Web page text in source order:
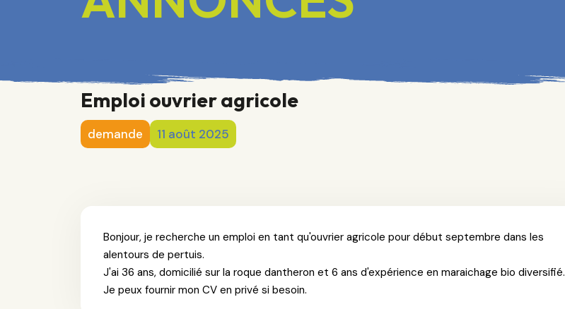
Emploi ouvrier agricole
demande 11 août 2025
Bonjour, je recherche un emploi en tant qu'ouvrier agricole pour début septembre dans les
alentours de pertuis.
J'ai 36 ans, domicilié sur la roque dantheron et 6 ans d'expérience en maraichage bio diversifié.
Je peux fournir mon CV en privé si besoin.